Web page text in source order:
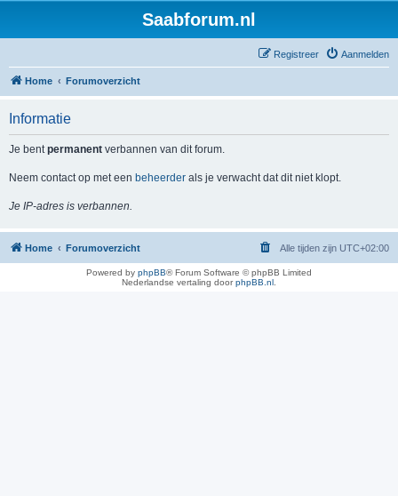
Saabforum.nl
Aanmelden
Registreer
Home Forumoverzicht
Informatie
Je bentpermanent verbannen van dit forum.
Neem contact op met een beheerder als je verwacht dat dit niet klopt.
Je IP-adres is verbannen.
Home Forumoverzicht Alle tijden zijn UTC+02:00
Powered by phpBB® Forum Software © phpBB Limited
Nederlandse vertaling doorphpBB.nl